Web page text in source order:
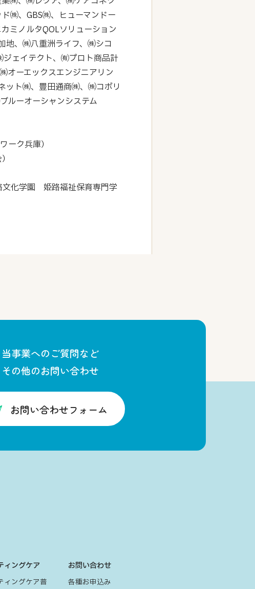
㈱、GBS㈱、ヒューマンドー
ミノルタQOLソリューション
地、㈱八重洲ライフ、㈱シコ
ェイテクト、㈲プロト商品計
オーエックスエンジニアリン
ット㈱、豊田通商㈱、㈱コボリ
ルーオーシャンシステム
ーク兵庫）
文化学園 姫路福祉保育専門学
当事業へのご質問など
その他のお問い合わせ
お問い合わせフォーム
ィングケア
ィングケア普
お問い合わせ
各種お申込み